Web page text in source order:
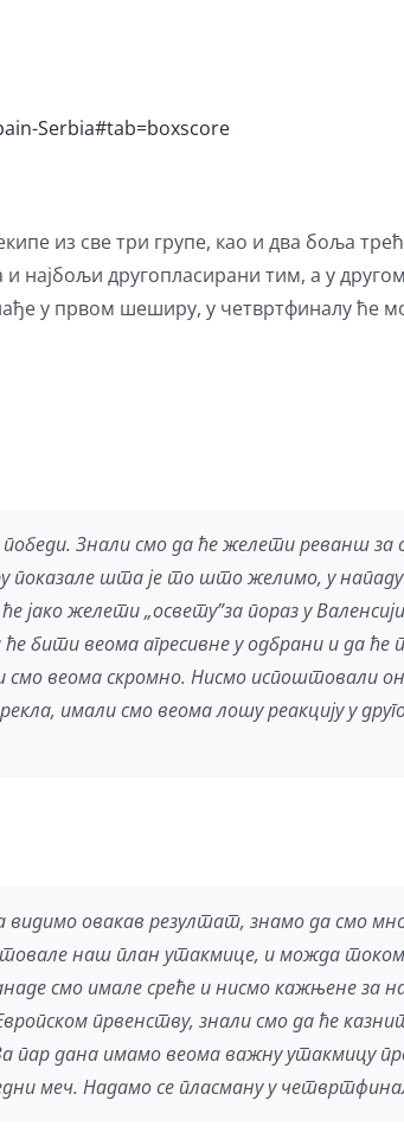
Serbia#tab=boxscore
из све три групе, као и два боља
другопласирани тим, а у
у првом шеширу, у четвртфиналу ће
Знали смо да ће желети реванш за
показале шта је то што желимо, у
јако желети „освету”за пораз у
бити веома агресивне у одбрани и да ће
смо веома скромно. Нисмо испоштовали
имали смо веома лошу реакцију у
овакав резултат, знамо да смо
наш план утакмице, и можда
смо имале среће и нисмо кажњене за
првенству, знали смо да ће
пар дана имамо веома важну утакмицу
меч. Надамо се пласману у